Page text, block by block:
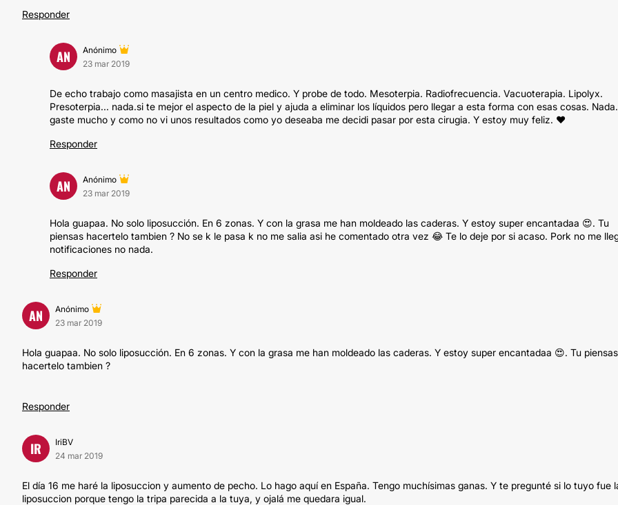
Responder
AN
Anónimo
23 mar 2019
De echo trabajo como masajista en un centro medico. Y probe de todo. Mesoterpia. Radiofrecuencia. Vacuoterapia. Lipolyx.
Presoterpia... nada.si te mejor el aspecto de la piel y ajuda a eliminar los líquidos pero llegar a esta forma con esas cosas.
gaste mucho y como no vi unos resultados como yo deseaba me decidi pasar por esta cirugia. Y estoy muy feliz. ❤
Responder
AN
Anónimo
23 mar 2019
Hola guapaa. No solo liposucción. En 6 zonas. Y con la grasa me han moldeado las caderas. Y estoy super encantadaa 😍. Tu
piensas hacertelo tambien ? No se k le pasa k no me salia asi he comentado otra vez 😂 Te lo deje por si acaso. Pork no me
notificaciones no nada.
Responder
AN
Anónimo
23 mar 2019
Hola guapaa. No solo liposucción. En 6 zonas. Y con la grasa me han moldeado las caderas. Y estoy super encantadaa 😍. Tu piensas
hacertelo tambien ?
Responder
IR
IriBV
24 mar 2019
El día 16 me haré la liposuccion y aumento de pecho. Lo hago aquí en España. Tengo muchísimas ganas. Y te pregunté si lo tuyo fue
liposuccion porque tengo la tripa parecida a la tuya, y ojalá me quedara igual.